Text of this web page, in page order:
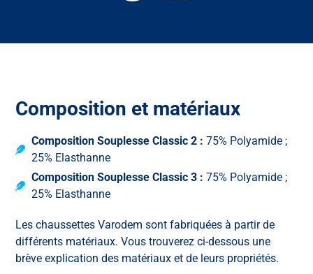
Composition et matériaux
Composition Souplesse Classic 2 : 75% Polyamide ;
25% Elasthanne
Composition Souplesse Classic 3 : 75% Polyamide ;
25% Elasthanne
Les chaussettes Varodem sont fabriquées à partir de
différents matériaux. Vous trouverez ci-dessous une
brève explication des matériaux et de leurs propriétés.